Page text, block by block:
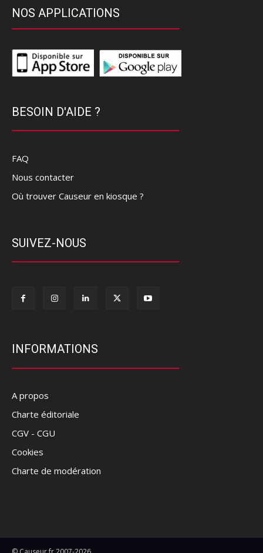
NOS APPLICATIONS
BESOIN D'AIDE ?
FAQ
Nous contacter
Où trouver Causeur en kiosque ?
SUIVEZ-NOUS
INFORMATIONS
A propos
Charte éditoriale
CGV - CGU
Cookies
Charte de modération